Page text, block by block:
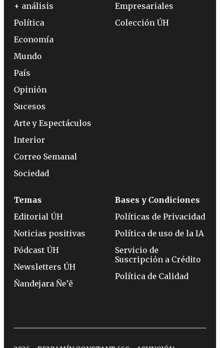
+ análisis
Política
Economía
Mundo
País
Opinión
Sucesos
Arte y Espectáculos
Interior
Correo Semanal
Sociedad
Empresariales
Colección ÚH
Temas
Editorial ÚH
Noticias positivas
Pódcast ÚH
Newsletters ÚH
Ñandejara Ñe’ẽ
Bases y Condiciones
Políticas de Privacidad
Política de uso de la IA
Servicio de
Suscripción a Crédito
Política de Calidad